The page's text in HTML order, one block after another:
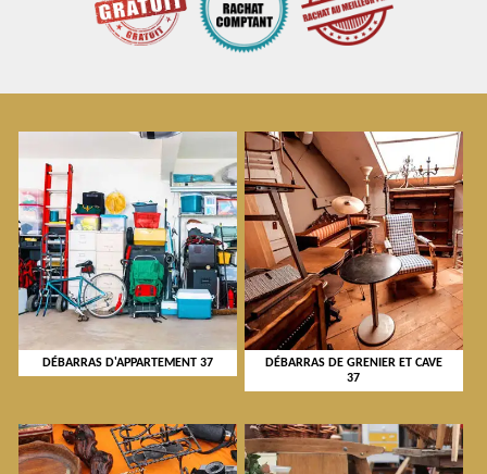
DÉBARRAS D'APPARTEMENT 37
DÉBARRAS DE GRENIER ET CAVE
37